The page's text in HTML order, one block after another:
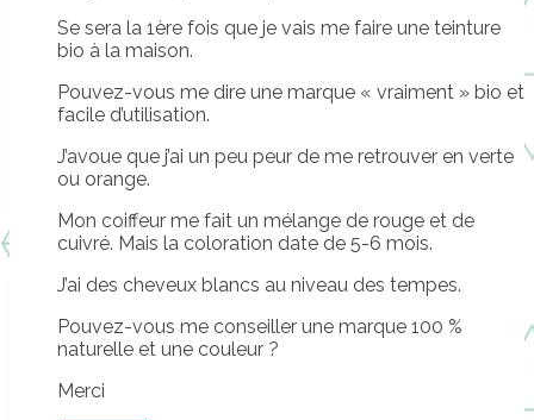
Se sera la 1ère fois que je vais me faire une teinture
bio à la maison.
Pouvez-vous me dire une marque « vraiment » bio et
facile d’utilisation.
J’avoue que j’ai un peu peur de me retrouver en verte
ou orange.
Mon coiffeur me fait un mélange de rouge et de
cuivré. Mais la coloration date de 5-6 mois.
J’ai des cheveux blancs au niveau des tempes.
Pouvez-vous me conseiller une marque 100 %
naturelle et une couleur ?
Merci